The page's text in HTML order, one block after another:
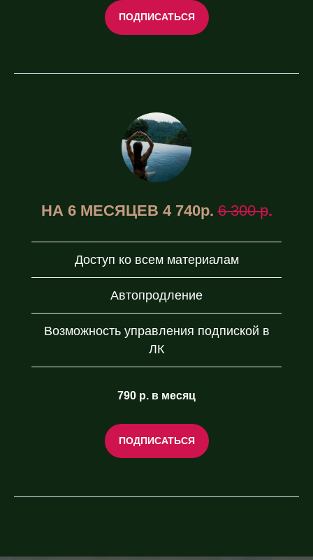
ПОДПИСАТЬСЯ
НА 6 МЕСЯЦЕВ 4 740р.6 300 р.
Доступ ко всем материалам
Автопродление
Возможность управления подпиской в
ЛК
790 р. в месяц
ПОДПИСАТЬСЯ